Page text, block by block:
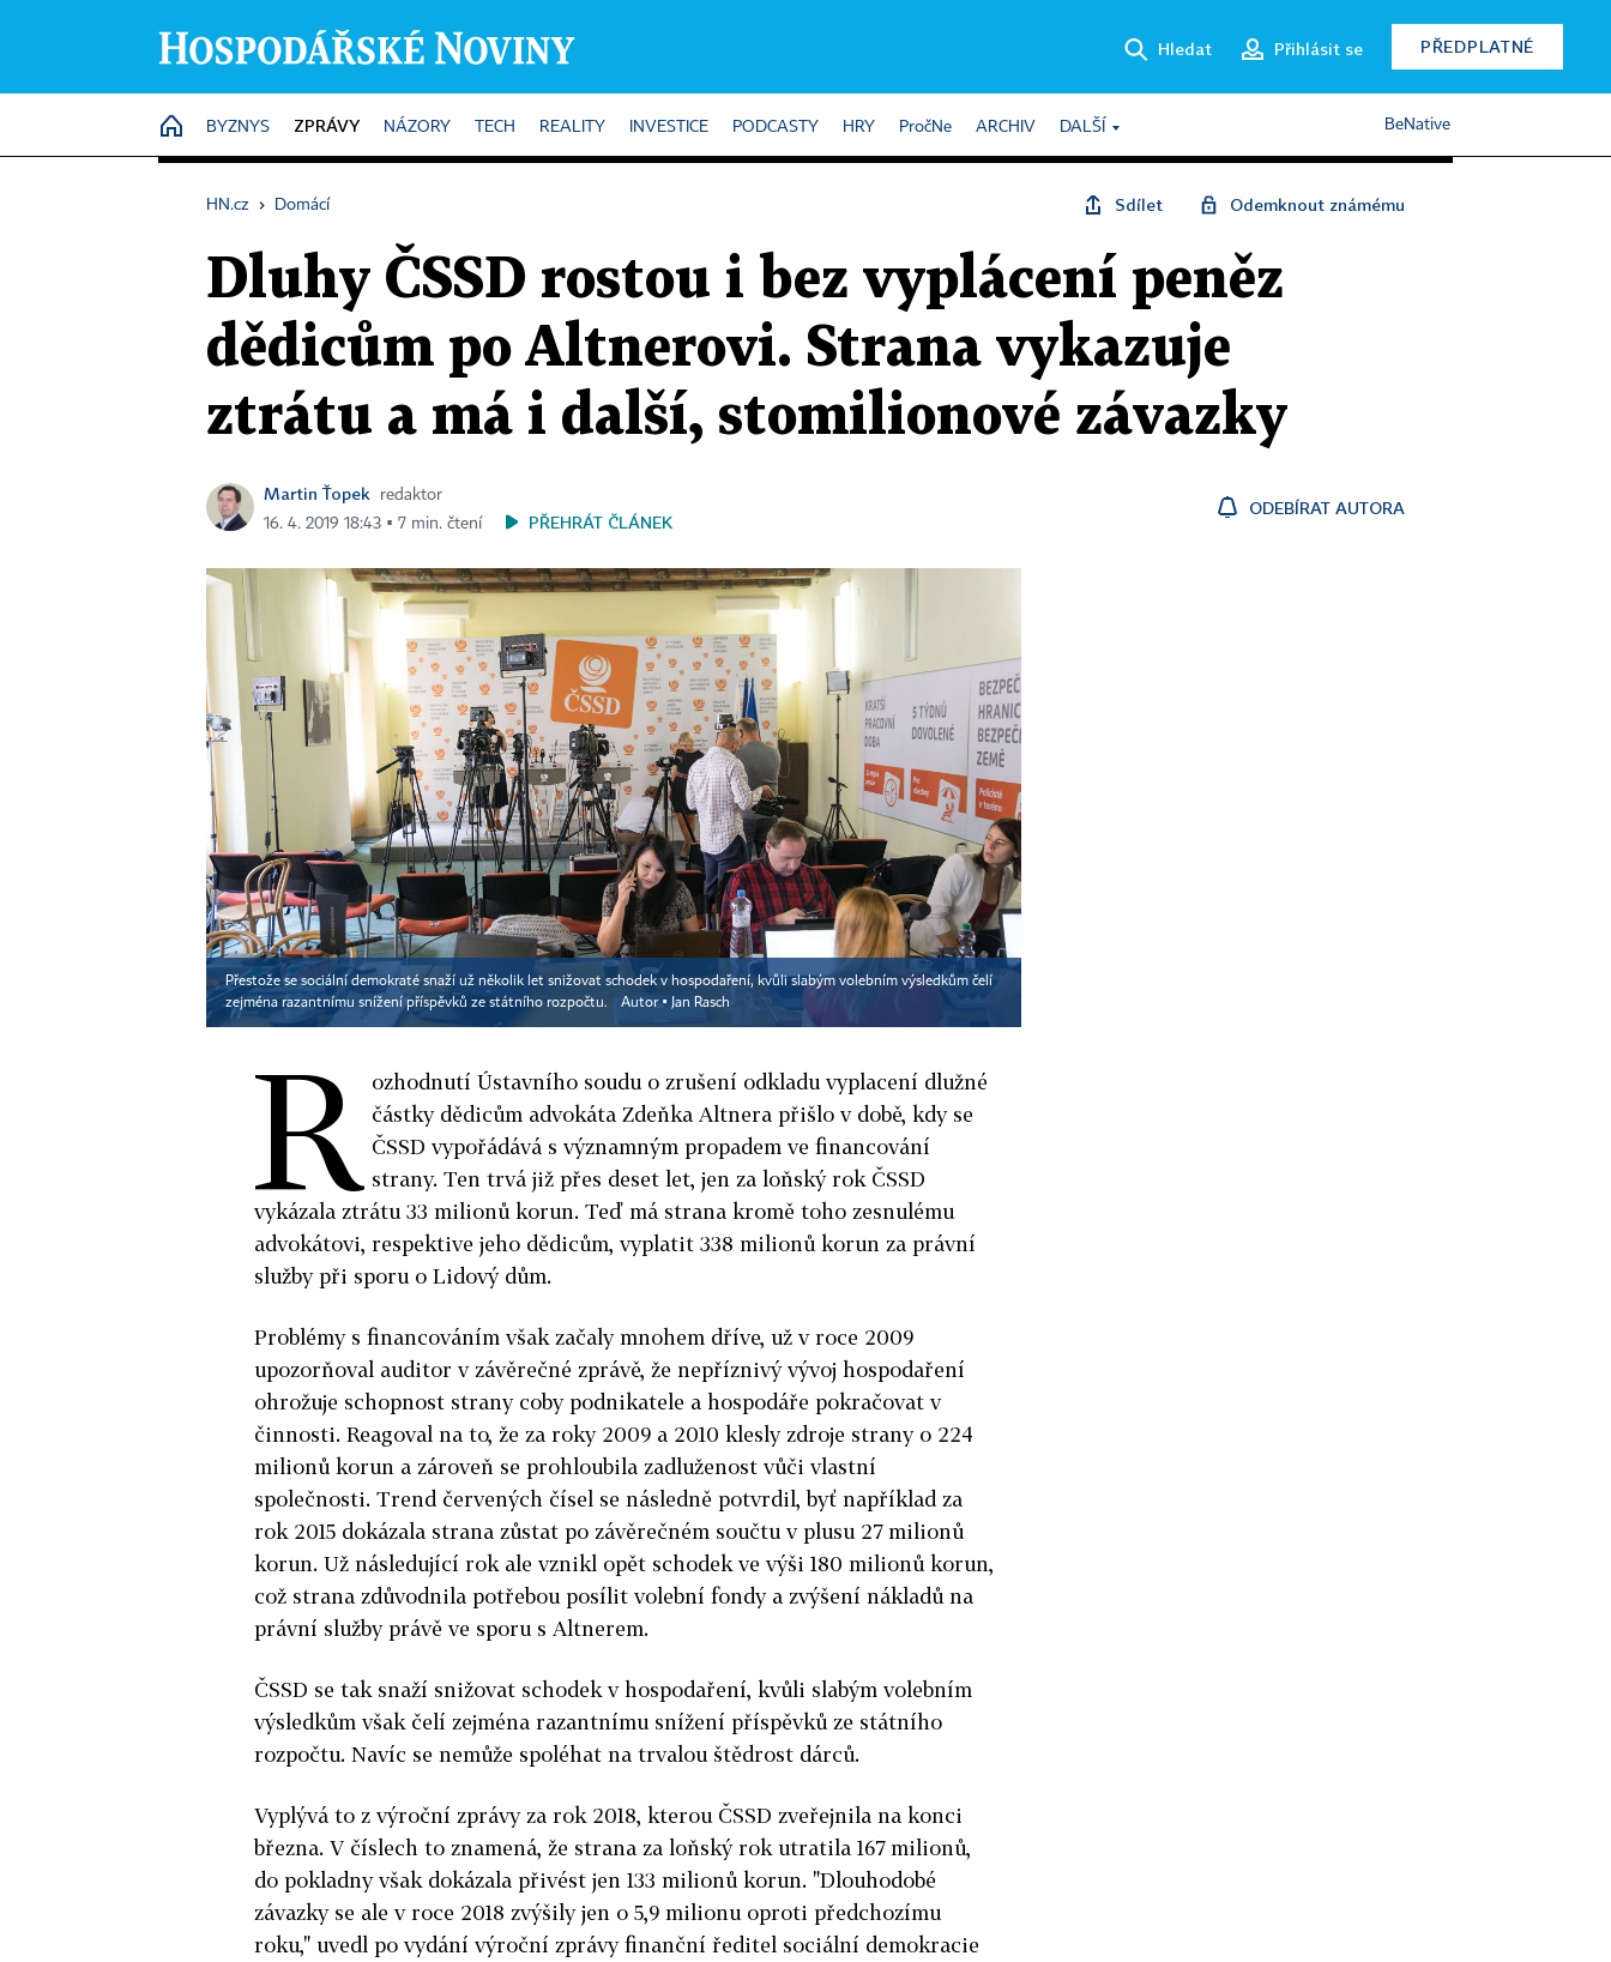
Hledat Přihlásit se PŘEDPLATNÉ
HOME
BYZNYS ZPRÁVY NÁZORY TECH REALITY INVESTICE PODCASTY HRY PročNe ARCHIV DALŠÍ BeNative
HN.cz › Domácí Sdílet Odemknout známému
Dluhy ČSSD rostou i bez vyplácení peněz
dědicům po Altnerovi. Strana vykazuje
ztrátu a má i další, stomilionové závazky
Martin Ťopek
redaktor
16. 4. 2019 18:43 ▪ 7 min. čtení
PŘEHRÁT ČLÁNEK
ODEBÍRAT AUTORA
Přestože se sociální demokraté snaží už několik let snižovat schodek v hospodaření, kvůli slabým volebním výsledkům čelí
zejména razantnímu snížení příspěvků ze státního rozpočtu.
Autor ▪ Jan Rasch
R ozhodnutí Ústavního soudu o zrušení odkladu vyplacení dlužné
částky dědicům advokáta Zdeňka Altnera přišlo v době, kdy se
ČSSD vypořádává s významným propadem ve financování
strany. Ten trvá již přes deset let, jen za loňský rok ČSSD
vykázala ztrátu 33 milionů korun. Teď má strana kromě toho zesnulému
advokátovi, respektive jeho dědicům, vyplatit 338 milionů korun za právní
služby při sporu o Lidový dům.
Problémy s financováním však začaly mnohem dříve, už v roce 2009
upozorňoval auditor v závěrečné zprávě, že nepříznivý vývoj hospodaření
ohrožuje schopnost strany coby podnikatele a hospodáře pokračovat v
činnosti. Reagoval na to, že za roky 2009 a 2010 klesly zdroje strany o 224
milionů korun a zároveň se prohloubila zadluženost vůči vlastní
společnosti. Trend červených čísel se následně potvrdil, byť například za
rok 2015 dokázala strana zůstat po závěrečném součtu v plusu 27 milionů
korun. Už následující rok ale vznikl opět schodek ve výši 180 milionů korun,
což strana zdůvodnila potřebou posílit volební fondy a zvýšení nákladů na
právní služby právě ve sporu s Altnerem.
ČSSD se tak snaží snižovat schodek v hospodaření, kvůli slabým volebním
výsledkům však čelí zejména razantnímu snížení příspěvků ze státního
rozpočtu. Navíc se nemůže spoléhat na trvalou štědrost dárců.
Vyplývá to z výroční zprávy za rok 2018, kterou ČSSD zveřejnila na konci
března. V číslech to znamená, že strana za loňský rok utratila 167 milionů,
do pokladny však dokázala přivést jen 133 milionů korun. "Dlouhodobé
závazky se ale v roce 2018 zvýšily jen o 5,9 milionu oproti předchozímu
roku," uvedl po vydání výroční zprávy finanční ředitel sociální demokracie